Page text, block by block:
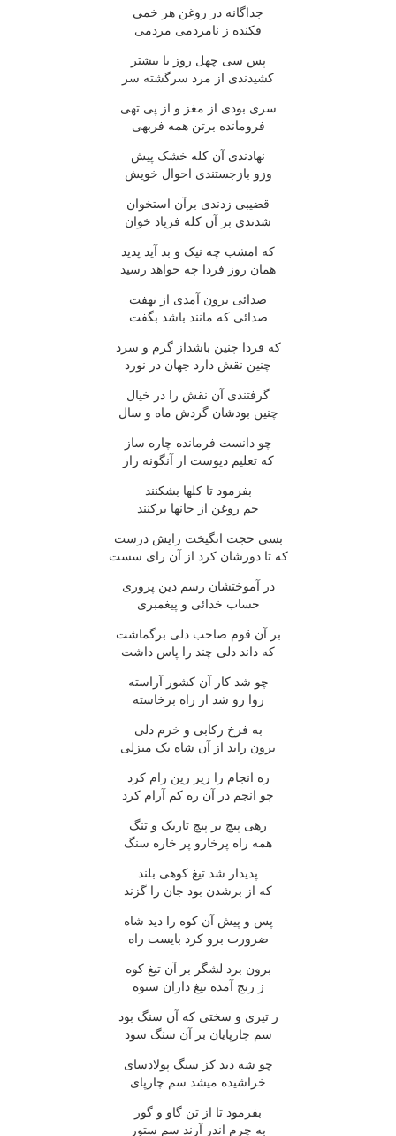
جداگانه در روغن هر خمى
فکنده ز نامردمى مردمى
پس سى چهل روز يا بيشتر
کشيدندى از مرد سرگشته سر
سرى بودى از مغز و از پى تهى
فرومانده برتن همه فربهى
نهادندى آن کله خشک پيش
وزو بازجستندى احوال خويش
قضيبى زدندى برآن استخوان
شدندى بر آن کله فرياد خوان
که امشب چه نيک و بد آيد پديد
همان روز فردا چه خواهد رسيد
صدائى برون آمدى از نهفت
صدائى که مانند باشد بگفت
که فردا چنين باشداز گرم و سرد
چنين نقش دارد جهان در نورد
گرفتندى آن نقش را در خيال
چنين بودشان گردش ماه و سال
چو دانست فرمانده چاره ساز
که تعليم ديوست از آنگونه راز
بفرمود تا کلها بشکنند
خم روغن از خانها برکنند
بسى حجت انگيخت رايش درست
که تا دورشان کرد از آن راى سست
در آموختشان رسم دين پرورى
حساب خدائى و پيغمبرى
بر آن قوم صاحب دلى برگماشت
که داند دلى چند را پاس داشت
چو شد کار آن کشور آراسته
روا رو شد از راه برخاسته
به فرخ رکابى و خرم دلى
برون راند از آن شاه يک منزلى
ره انجام را زير زين رام کرد
چو انجم در آن ره کم آرام کرد
رهى پيچ بر پيچ تاريک و تنگ
همه راه پرخارو پر خاره سنگ
پديدار شد تيغ کوهى بلند
که از برشدن بود جان را گزند
پس و پيش آن کوه را ديد شاه
ضرورت برو کرد بايست راه
برون برد لشگر بر آن تيغ کوه
ز رنج آمده تيغ داران ستوه
ز تيزى و سختى که آن سنگ بود
سم چارپايان بر آن سنگ سود
چو شه ديد کز سنگ پولادساى
خراشيده ميشد سم چارپاى
بفرمود تا از تن گاو و گور
به چرم اندر آرند سم ستور